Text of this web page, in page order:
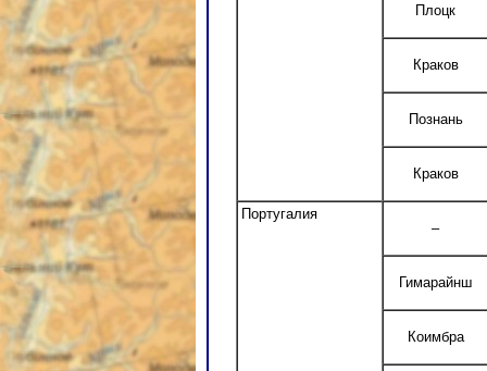
Плоцк
Краков
Познань
Краков
Португалия
–
Гимарайнш
Коимбра